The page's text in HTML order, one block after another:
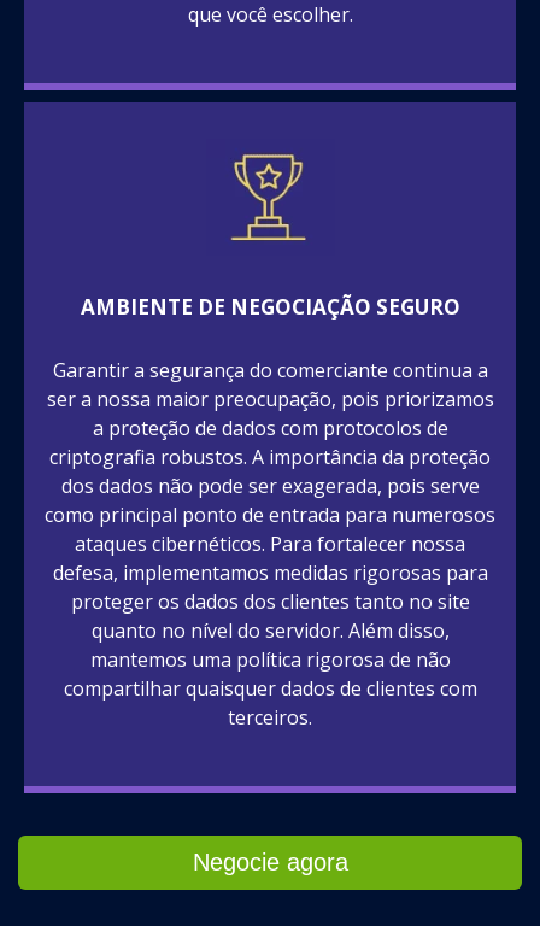
que você escolher.
AMBIENTE DE NEGOCIAÇÃO SEGURO
Garantir a segurança do comerciante continua a
ser a nossa maior preocupação, pois priorizamos
a proteção de dados com protocolos de
criptografia robustos. A importância da proteção
dos dados não pode ser exagerada, pois serve
como principal ponto de entrada para numerosos
ataques cibernéticos. Para fortalecer nossa
defesa, implementamos medidas rigorosas para
proteger os dados dos clientes tanto no site
quanto no nível do servidor. Além disso,
mantemos uma política rigorosa de não
compartilhar quaisquer dados de clientes com
terceiros.
Negocie agora